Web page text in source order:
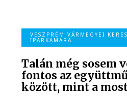
VESZPRÉM VÁRMEGYEI
IPARKAMARA
Talán még sosem
fontos az
között, mint a